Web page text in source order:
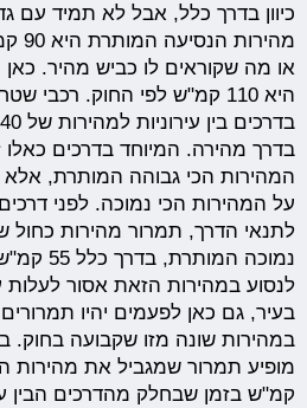
כיוון בדרך כלל, אבל לא תמיד עם
או מה שקוראים לו כביש מהיר.
היא 110 קמ"ש לפי החוק. רכבי
בדרך מהירה. המיוחד בדרכים
המהירות הכי גבוהה המותרת,
על המהירות הכי נמוכה. לפני
לתנאי הדרך, תמרור מהירות כחול
נמוכה
לנסוע במהירות הזאת אסור
בעיר, גם כאן לפעמים יהיו
במהירות שונה מזו שקבועה בחוק.
קמ"ש בזמן שבחלק מהדרכים הבין